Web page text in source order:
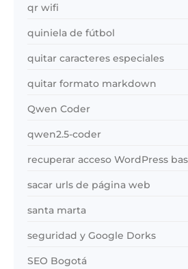
qr wifi
quiniela de fútbol
quitar caracteres especiales
quitar formato markdown
Qwen Coder
qwen2.5-coder
recuperar acceso WordPress
sacar urls de página web
santa marta
seguridad y Google Dorks
SEO Bogotá